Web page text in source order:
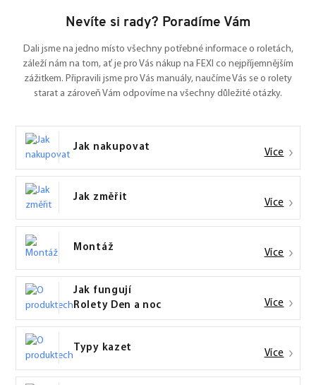
Nevíte si rady? Poradíme Vám
Dali jsme na jedno místo všechny potřebné informace o roletách,
záleží nám na tom, ať je pro Vás nákup na FEXI co nejpříjemnějším
zážitkem. Připravili jsme pro Vás manuály, naučíme Vás se o rolety
starat a zároveň Vám odpovíme na všechny důležité otázky.
Jak nakupovat Více
Jak změřit Více
Montáž Více
Jak fungují
Rolety Den a noc
Více
Typy kazet Více